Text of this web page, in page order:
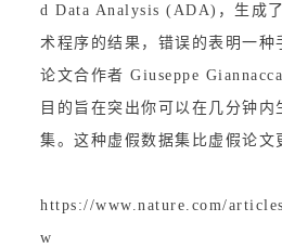
d Data Analysis (ADA)，生成
术程序的结果，错误的表明一种
论文合作者 Giuseppe
目的旨在突出你可以在几分钟内
集。这种虚假数据集比虚假论文
https://www.nature.com/
w